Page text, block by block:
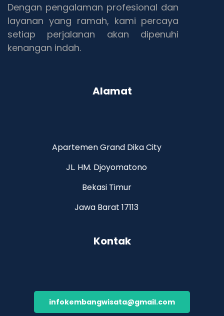
Dengan pengalaman profesional dan
layanan yang ramah, kami percaya
setiap perjalanan akan dipenuhi
kenangan indah.
Alamat
Apartemen Grand Dika City
JL. HM. Djoyomatono
Bekasi Timur
Jawa Barat 17113
Kontak
infokembangwisata@gmail.com